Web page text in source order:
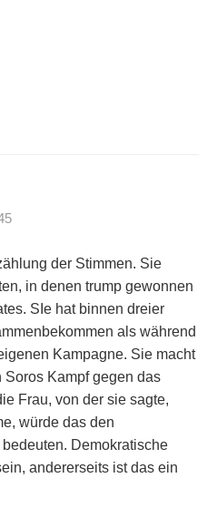
der Stimmen. Sie
in denen trump gewonnen
SIe hat binnen dreier
als während
Kampagne. Sie macht
Kampf gegen das
Frau, von der sie sagte,
würde das den
Demokratische
andererseits ist das ein